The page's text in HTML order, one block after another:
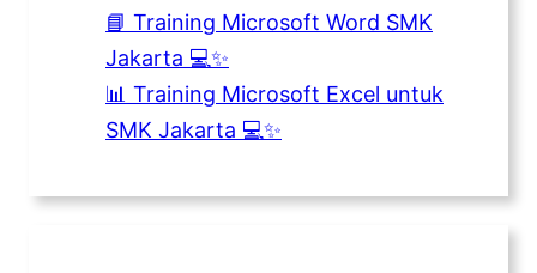
📘 Training Microsoft Word SMK
Jakarta 💻✨
📊 Training Microsoft Excel untuk
SMK Jakarta 💻✨